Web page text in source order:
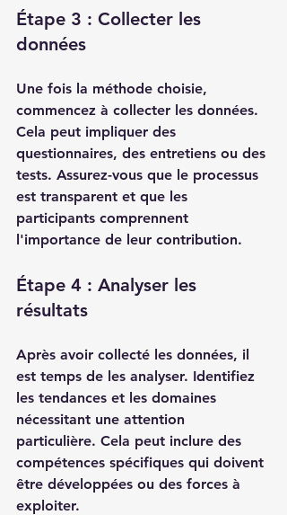
Étape 3 : Collecter les
données
Une fois la méthode choisie,
commencez à collecter les données.
Cela peut impliquer des
questionnaires, des entretiens ou des
tests. Assurez-vous que le processus
est transparent et que les
participants comprennent
l'importance de leur contribution.
Étape 4 : Analyser les
résultats
Après avoir collecté les données, il
est temps de les analyser. Identifiez
les tendances et les domaines
nécessitant une attention
particulière. Cela peut inclure des
compétences spécifiques qui doivent
être développées ou des forces à
exploiter.